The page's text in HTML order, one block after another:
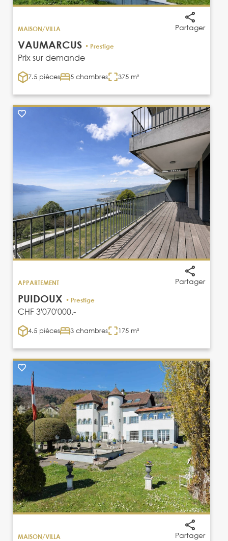
Partager
MAISON/VILLA
VAUMARCUS • Prestige
Prix sur demande
7.5 pièces 5 chambres 375 m²
Partager
APPARTEMENT
PUIDOUX • Prestige
CHF 3'070'000.-
4.5 pièces 3 chambres 175 m²
Partager
MAISON/VILLA